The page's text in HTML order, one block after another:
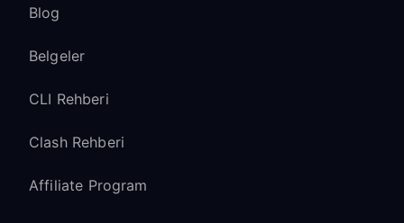
Blog
Belgeler
CLI Rehberi
Clash Rehberi
Affiliate Program